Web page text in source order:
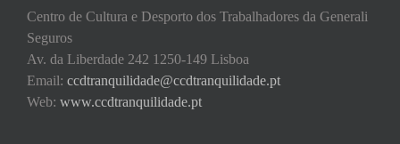
Centro de Cultura e Desporto dos Trabalhadores da Generali
Seguros
Av. da Liberdade 242 1250-149 Lisboa
Email: ccdtranquilidade@ccdtranquilidade.pt
Web: www.ccdtranquilidade.pt